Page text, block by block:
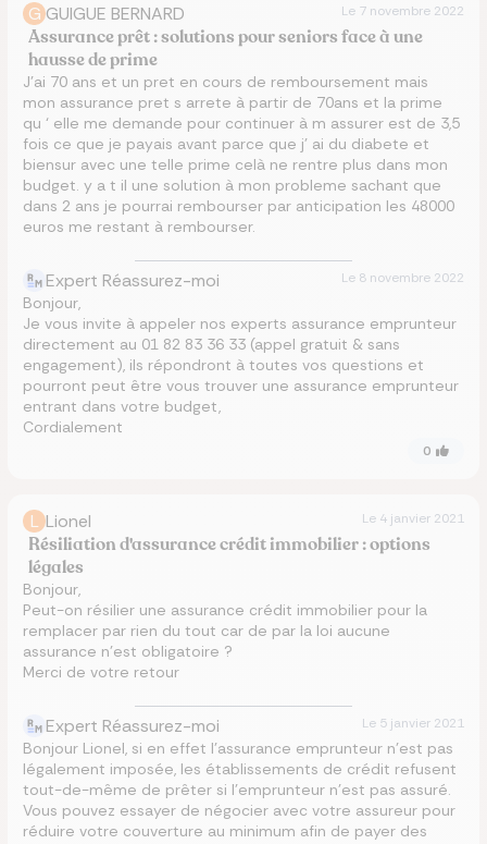
G GUIGUE BERNARD Le 7 novembre 2022
Assurance prêt : solutions pour seniors face à une
hausse de prime
J’ai 70 ans et un pret en cours de remboursement mais
mon assurance pret s arrete à partir de 70ans et la prime
qu ‘ elle me demande pour continuer à m assurer est de 3,5
fois ce que je payais avant parce que j’ ai du diabete et
biensur avec une telle prime celà ne rentre plus dans mon
budget. y a t il une solution à mon probleme sachant que
dans 2 ans je pourrai rembourser par anticipation les 48000
euros me restant à rembourser.
Expert Réassurez-moi Le 8 novembre 2022
Bonjour,
Je vous invite à appeler nos experts assurance emprunteur
directement au 01 82 83 36 33 (appel gratuit & sans
engagement), ils répondront à toutes vos questions et
pourront peut être vous trouver une assurance emprunteur
entrant dans votre budget,
Cordialement
0
L Lionel Le 4 janvier 2021
Résiliation d'assurance crédit immobilier : options
légales
Bonjour,
Peut-on résilier une assurance crédit immobilier pour la
remplacer par rien du tout car de par la loi aucune
assurance n’est obligatoire ?
Merci de votre retour
Expert Réassurez-moi Le 5 janvier 2021
Bonjour Lionel, si en effet l’assurance emprunteur n’est pas
légalement imposée, les établissements de crédit refusent
tout-de-même de prêter si l’emprunteur n’est pas assuré.
Vous pouvez essayer de négocier avec votre assureur pour
réduire votre couverture au minimum afin de payer des